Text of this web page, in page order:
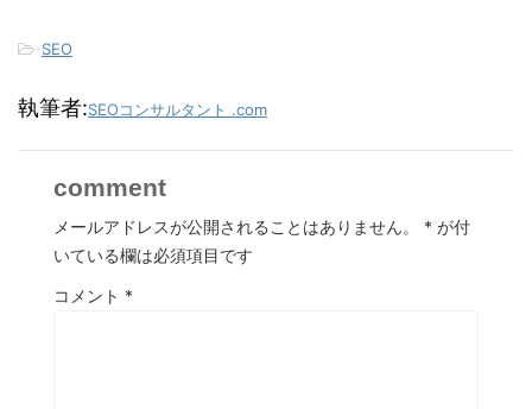
-SEO
執筆者:SEOコンサルタント .com
comment
メールアドレスが公開されることはありません。 * が付
いている欄は必須項目です
コメント *